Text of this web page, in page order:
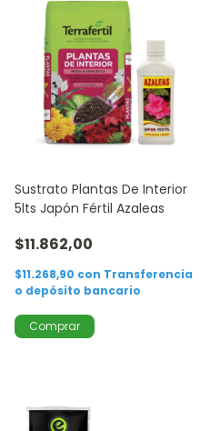
Sustrato Plantas De Interior
5lts Japón Fértil Azaleas
$11.862,00
$11.268,90 con Transferencia
o depósito bancario